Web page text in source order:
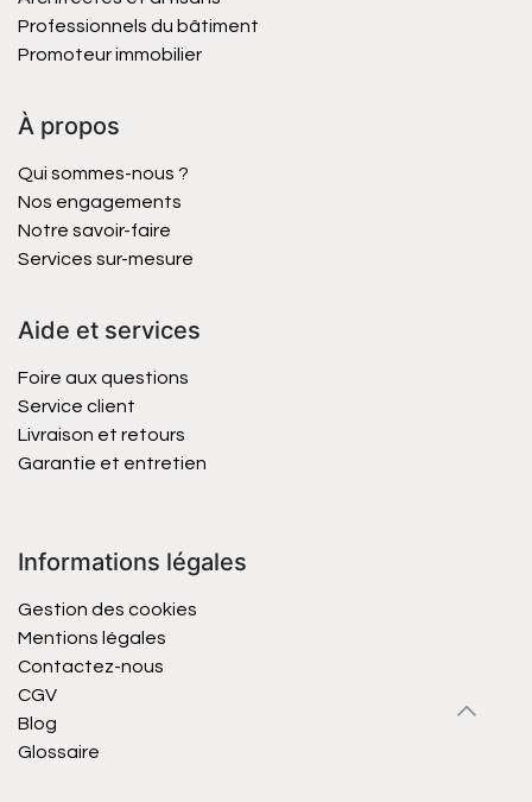
Professionnels du bâtiment
Promoteur immobilier
À propos
Qui sommes-nous ?
Nos engagements
Notre savoir-faire
Services sur-mesure
Aide et services
Foire aux questions
Service client
Livraison et retours
Garantie et entretien
Informations légales
Gestion des cookies
Mentions légales
Contactez-nous
CGV
Blog
Glossaire